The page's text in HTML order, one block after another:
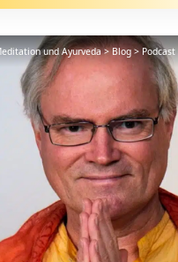
und Ayurveda>Blog>Podcast